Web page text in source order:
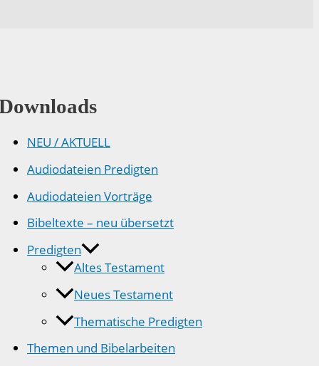
NEU / AKTUELL
Audiodateien Predigten
Audiodateien Vorträge
Bibeltexte – neu übersetzt
Predigten
Altes Testament
Neues Testament
Thematische Predigten
Themen und Bibelarbeiten